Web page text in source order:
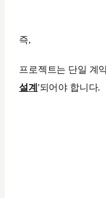
즉,
프로젝트는 단일 계
설계 '되어야 합니다.